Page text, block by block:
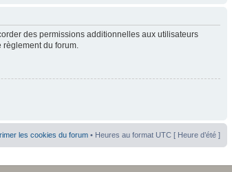
des permissions additionnelles aux utilisateurs
règlement du forum.
les cookies du forum • Heures au format UTC [ Heure d’été ]